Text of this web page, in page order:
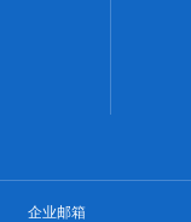
企业邮箱